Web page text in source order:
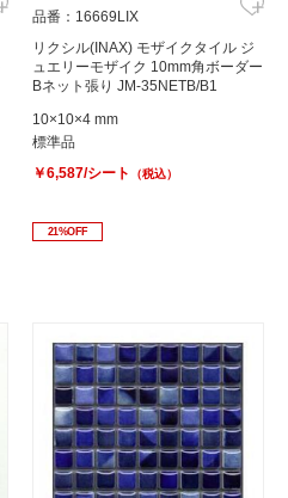
品番：16669LIX
リクシル(INAX) モザイクタイル ジ
ュエリーモザイク 10mm角ボーダー
Bネット張り JM-35NETB/B1
10×10×4 mm
標準品
￥6,587/シート
（税込）
21%OFF